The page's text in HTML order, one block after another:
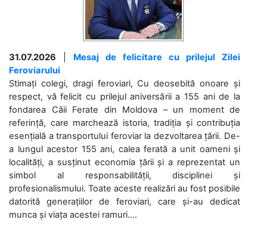
31.07.2026
Mesaj de felicitare cu prilejul Zilei
Feroviarului
Stimați colegi, dragi feroviari, Cu deosebită onoare și
respect, vă felicit cu prilejul aniversării a 155 ani de la
fondarea Căii Ferate din Moldova – un moment de
referință, care marchează istoria, tradiția și contribuția
esențială a transportului feroviar la dezvoltarea țării. De-
a lungul acestor 155 ani, calea ferată a unit oameni și
localități, a susținut economia țării și a reprezentat un
simbol al responsabilității, disciplinei și
profesionalismului. Toate aceste realizări au fost posibile
datorită generațiilor de feroviari, care și-au dedicat
munca și viața acestei ramuri....